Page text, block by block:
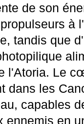
de son
à
tandis que
l'Atoria. Le
dans les
capables
ennemis en